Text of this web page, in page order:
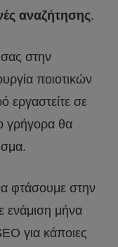
αναζήτησης.
σας στην
ποιοτικών
εργαστείτε σε
γρήγορα θα
φτάσουμε στην
ενάμιση μήνα
για κάποιες